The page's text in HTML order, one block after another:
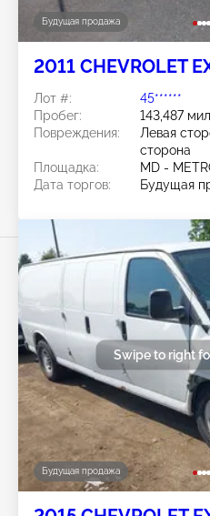
Будущая продажа
2011 CHEVROLET
Лот #:
45******
Пробег:
143,487
Повреждения:
Левая
сторона
Площадка:
MD -
Дата торгов:
Будущая
Будущая продажа
Swipe to right